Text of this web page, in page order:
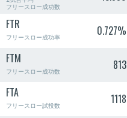
フリースロー成功数
FTR
フリースロー成功率
0.727%
FTM
フリースロー成功数
813
FTA
フリースロー試投数
1118